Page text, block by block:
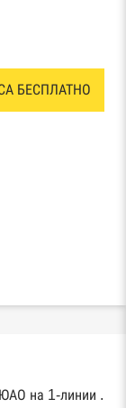
БЕСПЛАТНО
на 1-линии .